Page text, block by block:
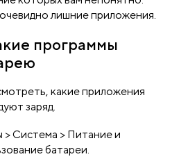
лишние приложения.
программы
какие приложения
заряд.
Система > Питание и
батареи.